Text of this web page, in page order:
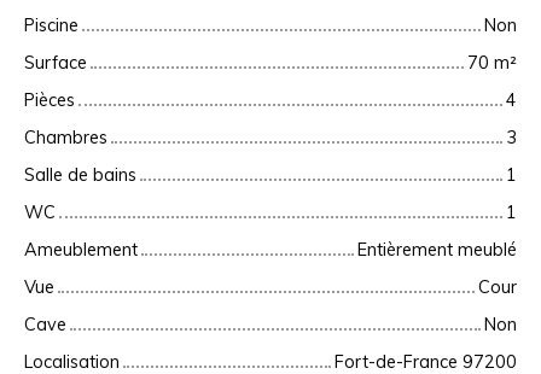
Piscine
Non
Surface
70 m²
Pièces
4
Chambres
3
Salle de bains
1
WC
1
Ameublement
Entièrement meublé
Vue
Cour
Cave
Non
Localisation
Fort-de-France 97200